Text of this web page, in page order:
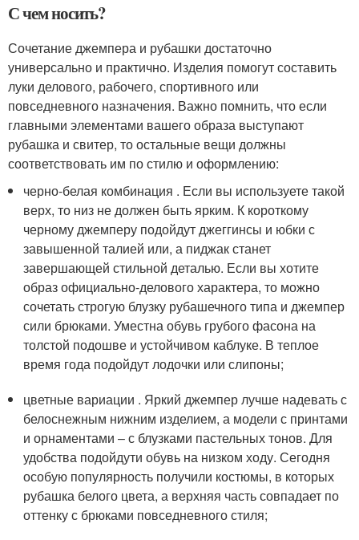
С чем носить?
Сочетание джемпера и рубашки достаточно
универсально и практично. Изделия помогут составить
луки делового, рабочего, спортивного или
повседневного назначения. Важно помнить, что если
главными элементами вашего образа выступают
рубашка и свитер, то остальные вещи должны
соответствовать им по стилю и оформлению:
черно-белая комбинация . Если вы используете такой
верх, то низ не должен быть ярким. К короткому
черному джемперу подойдут джеггинсы и юбки с
завышенной талией или, а пиджак станет
завершающей стильной деталью. Если вы хотите
образ официально-делового характера, то можно
сочетать строгую блузку рубашечного типа и джемпер
сили брюками. Уместна обувь грубого фасона на
толстой подошве и устойчивом каблуке. В теплое
время года подойдут лодочки или слипоны;
цветные вариации . Яркий джемпер лучше надевать с
белоснежным нижним изделием, а модели с принтами
и орнаментами – с блузками пастельных тонов. Для
удобства подойдути обувь на низком ходу. Сегодня
особую популярность получили костюмы, в которых
рубашка белого цвета, а верхняя часть совпадает по
оттенку с брюками повседневного стиля;